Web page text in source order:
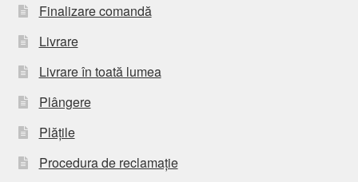
Finalizare comandă
Livrare
Livrare în toată lumea
Plângere
Plățile
Procedura de reclamație